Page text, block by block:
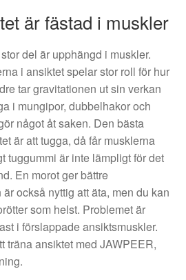
är fästad i muskler
del är upphängd i muskler.
i ansiktet spelar stor roll för hur
tar gravitationen ut sin verkan
i mungipor, dubbelhakor och
något åt saken. Den bästa
är att tugga, då får musklerna
tuggummi är inte lämpligt för det
En morot ger bättre
också nyttig att äta, men du kan
som helst. Problemet är
i förslappade ansiktsmuskler.
träna ansiktet med JAWPEER,